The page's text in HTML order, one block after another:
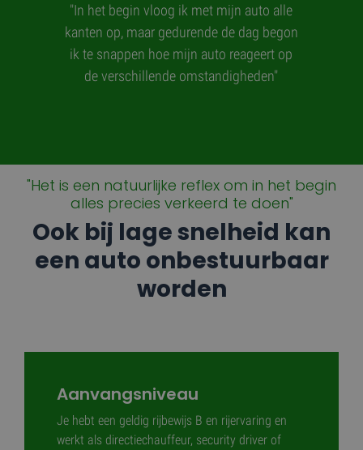
"In het begin vloog ik met mijn auto alle
kanten op, maar gedurende de dag begon
ik te snappen hoe mijn auto reageert op
de verschillende omstandigheden"
"Het is een natuurlijke reflex om in het begin
alles precies verkeerd te doen"
Ook bij lage snelheid kan
een auto onbestuurbaar
worden
Aanvangsniveau
Je hebt een geldig rijbewijs B en rijervaring en
werkt als directiechauffeur, security driver of